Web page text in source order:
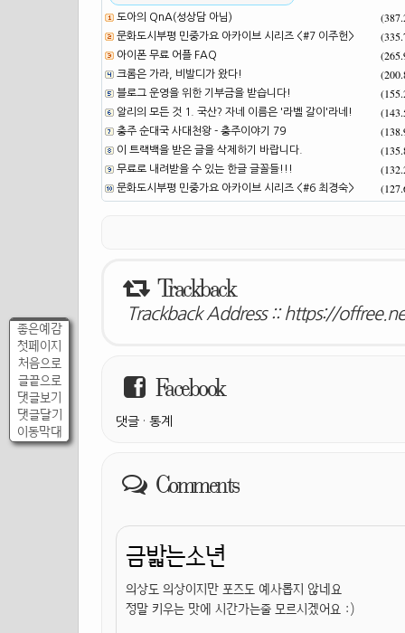
좋은예감
첫페이지
처음으로
글끝으로
댓글보기
댓글달기
이동막대
도아의 QnA(성상담 아님)
문화도시부평 민중가요 아카이브 시리즈 <#7 이주헌>
아이폰 무료 어플 FAQ
크롬은 가라, 비발디가 왔다!
블로그 운영을 위한 기부금을 받습니다!
알리의 모든 것 1. 국산? 자네 이름은 '라벨 갈이'라네!
충주 순대국 사대천왕 - 충주이야기 79
이 트랙백을 받은 글을 삭제하기 바랍니다.
무료로 내려받을 수 있는 한글 글꼴들!!!
문화도시부평 민중가요 아카이브 시리즈 <#6 최경숙>
Trackback
Trackback Address :: https://
Facebook
댓글 · 통계
Comments
금밟는소년
의상도 의상이지만 포즈도 예사롭지 않네요
정말 키우는 맛에 시간가는줄 모르시겠어요 :)